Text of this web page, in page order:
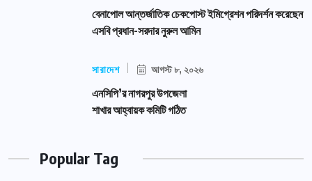
বেনাপোল আন্তর্জাতিক চেকপোস্ট ইমিগ্রেশন পরিদর্শন করেছেন
এসবি প্রধান-সরদার নুরুল আমিন
সারাদেশ আগস্ট ৮, ২০২৬
এনসিপি’র নাগরপুর উপজেলা
শাখার আহ্বায়ক কমিটি গঠিত
Popular Tag